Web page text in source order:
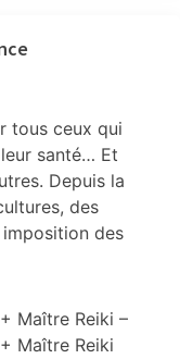
tous ceux qui
santé… Et
Depuis la
des
imposition des
Maître Reiki –
Maître Reiki